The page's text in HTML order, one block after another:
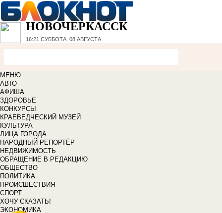
НОВОЧЕРКАССК
16:21 СУББОТА, 08 АВГУСТА
МЕНЮ
АВТО
АФИША
ЗДОРОВЬЕ
КОНКУРСЫ
КРАЕВЕДЧЕСКИЙ МУЗЕЙ
КУЛЬТУРА
ЛИЦА ГОРОДА
НАРОДНЫЙ РЕПОРТЁР
НЕДВИЖИМОСТЬ
ОБРАЩЕНИЕ В РЕДАКЦИЮ
ОБЩЕСТВО
ПОЛИТИКА
ПРОИСШЕСТВИЯ
СПОРТ
ХОЧУ СКАЗАТЬ!
ЭКОНОМИКА